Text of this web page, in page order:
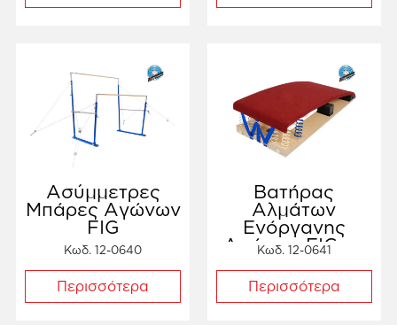
Ασύμμετρες
Μπάρες Αγώνων
FIG
Κωδ. 12-0640
Περισσότερα
Βατήρας
Αλμάτων
Ενόργανης
Αγώνων FIG με
Κωδ. 12-0641
Περισσότερα